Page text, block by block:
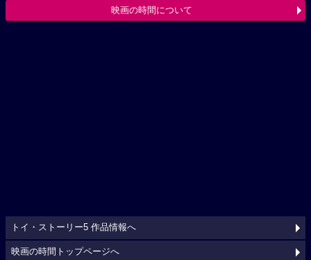
映画の時間について
トイ・ストーリー5 作品情報へ
映画の時間トップページへ